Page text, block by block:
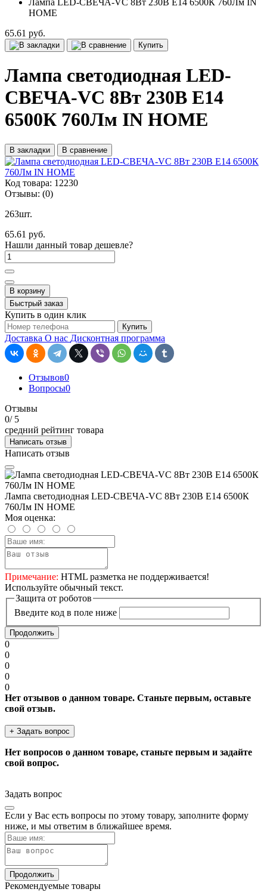
Лампа LED-СВЕЧА-VC 8Вт 230В Е14 6500К 760Лм IN
HOME
65.61 руб.
Купить
Лампа светодиодная LED-
СВЕЧА-VC 8Вт 230В Е14
6500К 760Лм IN HOME
В закладки В сравнение
Код товара: 12230
Отзывы: (0)
263шт.
65.61 руб.
Нашли данный товар дешевле?
В корзину
Быстрый заказ
Купить в один клик
Купить
Доставка О нас Дисконтная программа
Отзывов0
Вопросы0
Отзывы
0/ 5
средний рейтинг товара
Написать отзыв
Написать отзыв
Лампа светодиодная LED-СВЕЧА-VC 8Вт 230В Е14 6500К
760Лм IN HOME
Моя оценка:
Примечание: HTML разметка не поддерживается!
Используйте обычный текст.
Защита от роботов
Введите код в поле ниже
Продолжить
0
0
0
0
0
Нет отзывов о данном товаре. Станьте первым, оставьте
свой отзыв.
+ Задать вопрос
Нет вопросов о данном товаре, станьте первым и задайте
свой вопрос.
Задать вопрос
Если у Вас есть вопросы по этому товару, заполните форму
ниже, и мы ответим в ближайшее время.
Продолжить
Рекомендуемые товары